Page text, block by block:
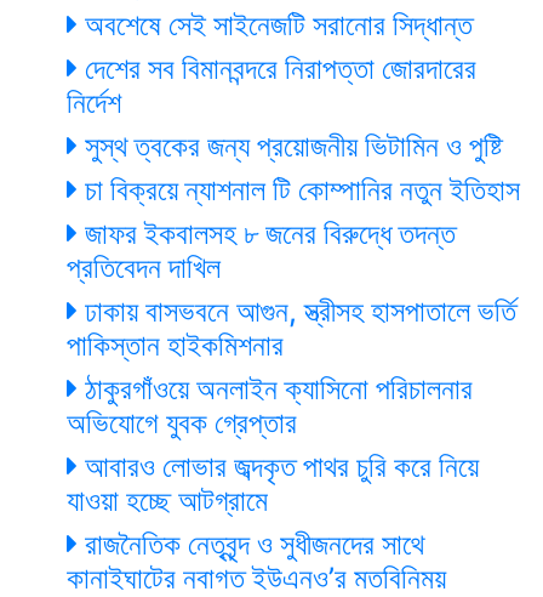
অবশেষে সেই সাইনেজটি সরানোর সিদ্ধান্ত
দেশের সব বিমানবন্দরে নিরাপত্তা জোরদারের
নির্দেশ
সুস্থ ত্বকের জন্য প্রয়োজনীয় ভিটামিন ও পুষ্টি
চা বিক্রয়ে ন্যাশনাল টি কোম্পানির নতুন ইতিহাস
জাফর ইকবালসহ ৮ জনের বিরুদ্ধে তদন্ত
প্রতিবেদন দাখিল
ঢাকায় বাসভবনে আগুন, স্ত্রীসহ হাসপাতালে ভর্তি
পাকিস্তান হাইকমিশনার
ঠাকুরগাঁওয়ে অনলাইন ক্যাসিনো পরিচালনার
অভিযোগে যুবক গ্রেপ্তার
আবারও লোভার জব্দকৃত পাথর চুরি করে নিয়ে
যাওয়া হচ্ছে আটগ্রামে
রাজনৈতিক নেতৃবৃন্দ ও সুধীজনদের সাথে
কানাইঘাটের নবাগত ইউএনও’র মতবিনিময়